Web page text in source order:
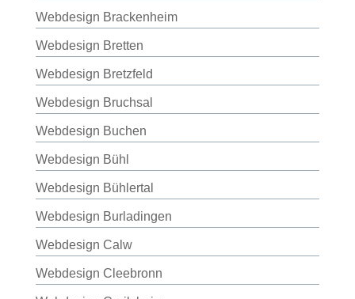
Webdesign Brackenheim
Webdesign Bretten
Webdesign Bretzfeld
Webdesign Bruchsal
Webdesign Buchen
Webdesign Bühl
Webdesign Bühlertal
Webdesign Burladingen
Webdesign Calw
Webdesign Cleebronn